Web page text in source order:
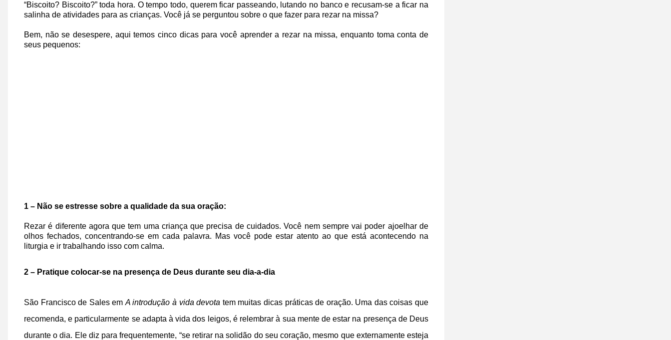
“Biscoito? Biscoito?” toda hora. O tempo todo, querem ficar passeando, lutando no banco e recusam-se a ficar na
salinha de atividades para as crianças. Você já se perguntou sobre o que fazer para rezar na missa?
Bem, não se desespere, aqui temos cinco dicas para você aprender a rezar na missa, enquanto toma conta de
seus pequenos:
1 – Não se estresse sobre a qualidade da sua oração:
Rezar é diferente agora que tem uma criança que precisa de cuidados. Você nem sempre vai poder ajoelhar de
olhos fechados, concentrando-se em cada palavra. Mas você pode estar atento ao que está acontecendo na
liturgia e ir trabalhando isso com calma.
2 – Pratique colocar-se na presença de Deus durante seu dia-a-dia
São Francisco de Sales em A introdução à vida devota tem muitas dicas práticas de oração. Uma das coisas que
recomenda, e particularmente se adapta à vida dos leigos, é relembrar à sua mente de estar na presença de Deus
durante o dia. Ele diz para frequentemente, “se retirar na solidão do seu coração, mesmo que externamente esteja